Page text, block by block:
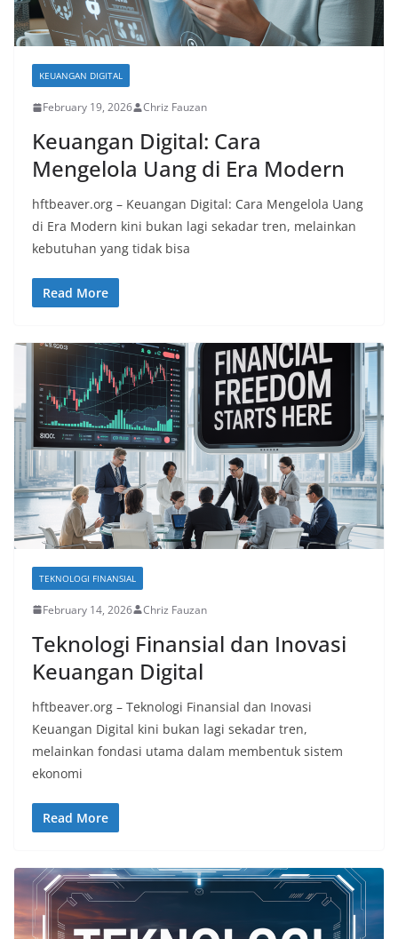
KEUANGAN DIGITAL
February 19, 2026 Chriz Fauzan
Keuangan Digital: Cara
Mengelola Uang di Era Modern
hftbeaver.org – Keuangan Digital: Cara Mengelola Uang
di Era Modern kini bukan lagi sekadar tren, melainkan
kebutuhan yang tidak bisa
Read More
TEKNOLOGI FINANSIAL
February 14, 2026 Chriz Fauzan
Teknologi Finansial dan Inovasi
Keuangan Digital
hftbeaver.org – Teknologi Finansial dan Inovasi
Keuangan Digital kini bukan lagi sekadar tren,
melainkan fondasi utama dalam membentuk sistem
ekonomi
Read More